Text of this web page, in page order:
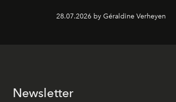
28.07.2026 by Géraldine Verheyen
Newsletter